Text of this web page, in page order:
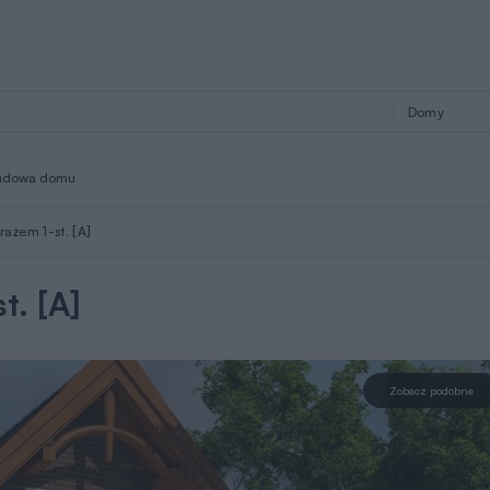
domu
1-st. [A]
[A]
Zobacz podobne